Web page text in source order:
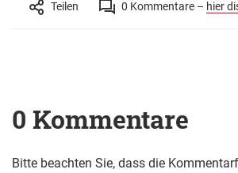
Teilen 0 Kommentare – hier
0 Kommentare
Bitte beachten Sie, dass die